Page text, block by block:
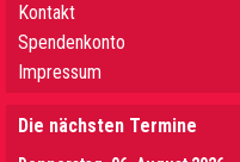
Kontakt
Spendenkonto
Impressum
Die nächsten Termine